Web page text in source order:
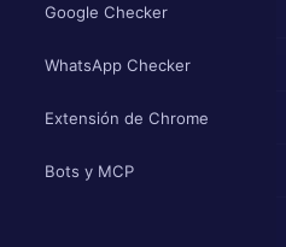
Google Checker
WhatsApp Checker
Extensión de Chrome
Bots y MCP